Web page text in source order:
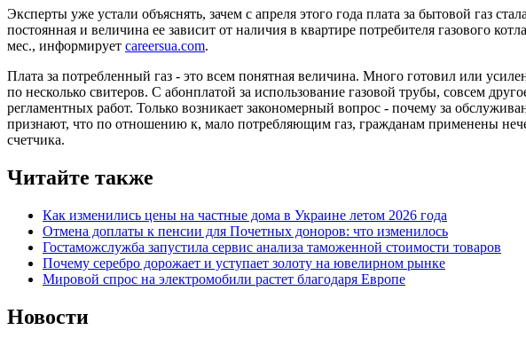
Эксперты уже устали объяснять, зачем с апреля этого года плата за бытовой газ
постоянная и величина ее зависит от наличия в квартире потребителя газового
мес., информирует careersua.com.
Плата за потребленный газ - это всем понятная величина. Много готовил или
по несколько свитеров. С абонплатой за использование газовой трубы, совсем
регламентных работ. Только возникает закономерный вопрос - почему за
признают, что по отношению к, мало потребляющим газ, гражданам применены
счетчика.
Читайте также
Как изменились цены на частные дома в Украине летом 2026 года
Отмена доплаты к пенсии для Почетных доноров: что изменилось
Гостаможслужба запустила сервис анализа таможенной стоимости товаров
Почему серебро дорожает и уступает золоту на ювелирном рынке
Мировой спрос на электромобили растет благодаря Европе
Новости